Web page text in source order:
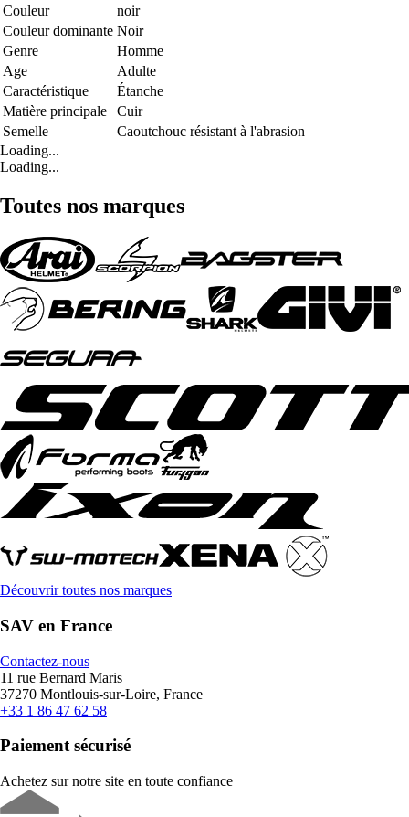
Couleur
noir
Couleur dominante Noir
Genre
Homme
Age
Adulte
Caractéristique
Étanche
Matière principale
Cuir
Semelle
Caoutchouc résistant à l'abrasion
Loading...
Loading...
Toutes nos marques
Découvrir toutes nos marques
SAV en France
Contactez-nous
11 rue Bernard Maris
37270 Montlouis-sur-Loire, France
+33 1 86 47 62 58
Paiement sécurisé
Achetez sur notre site en toute confiance